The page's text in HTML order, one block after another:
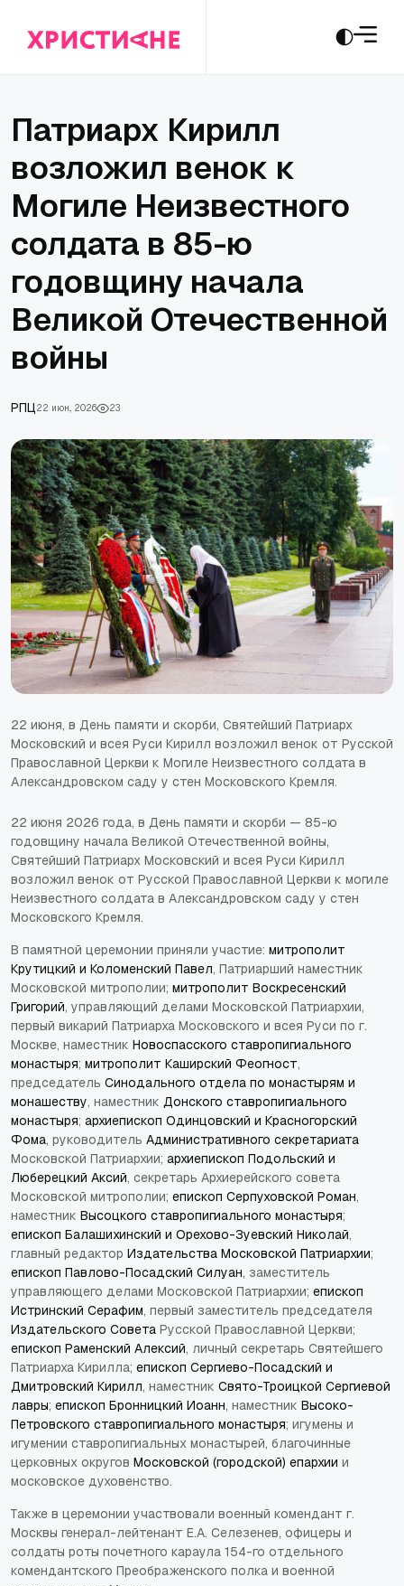
Патриарх Кирилл
возложил венок к
Могиле Неизвестного
солдата в 85-ю
годовщину начала
Великой Отечественной
войны
РПЦ22 июн., 2026 23
22 июня, в День памяти и скорби, Святейший Патриарх
Московский и всея Руси Кирилл возложил венок от Русской
Православной Церкви к Могиле Неизвестного солдата в
Александровском саду у стен Московского Кремля.
22 июня 2026 года, в День памяти и скорби — 85-ю
годовщину начала Великой Отечественной войны,
Святейший Патриарх Московский и всея Руси Кирилл
возложил венок от Русской Православной Церкви к могиле
Неизвестного солдата в Александровском саду у стен
Московского Кремля.
В памятной церемонии приняли участие: митрополит
Крутицкий и Коломенский Павел, Патриарший наместник
Московской митрополии; митрополит Воскресенский
Григорий, управляющий делами Московской Патриархии,
первый викарий Патриарха Московского и всея Руси по г.
Москве, наместник Новоспасского ставропигиального
монастыря; митрополит Каширский Феогност,
председатель Синодального отдела по монастырям и
монашеству, наместник Донского ставропигиального
монастыря; архиепископ Одинцовский и Красногорский
Фома, руководитель Административного секретариата
Московской Патриархии; архиепископ Подольский и
Люберецкий Аксий, секретарь Архиерейского совета
Московской митрополии; епископ Серпуховской Роман,
наместник Высоцкого ставропигиального монастыря;
епископ Балашихинский и Орехово-Зуевский Николай,
главный редактор Издательства Московской Патриархии;
епископ Павлово-Посадский Силуан, заместитель
управляющего делами Московской Патриархии; епископ
Истринский Серафим, первый заместитель председателя
Издательского Совета Русской Православной Церкви;
епископ Раменский Алексий, личный секретарь Святейшего
Патриарха Кирилла; епископ Сергиево-Посадский и
Дмитровский Кирилл, наместник Свято-Троицкой Сергиевой
лавры; епископ Бронницкий Иоанн, наместник Высоко-
Петровского ставропигиального монастыря; игумены и
игумении ставропигиальных монастырей, благочинные
церковных округов Московской (городской) епархии и
московское духовенство.
Также в церемонии участвовали военный комендант г.
Москвы генерал-лейтенант Е.А. Селезенев, офицеры и
солдаты роты почетного караула 154-го отдельного
комендантского Преображенского полка и военной